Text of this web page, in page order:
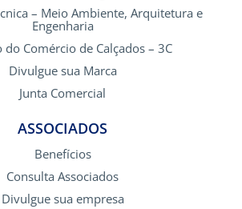
– Meio Ambiente, Arquitetura e
Engenharia
do Comércio de Calçados – 3C
Divulgue sua Marca
Junta Comercial
ASSOCIADOS
Benefícios
Consulta Associados
Divulgue sua empresa